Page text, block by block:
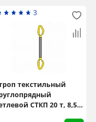
3
текстильный
СТКП 20 т, 8,5